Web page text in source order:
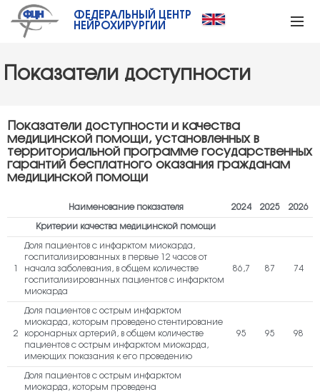
ФЕДЕРАЛЬНЫЙ ЦЕНТР
НЕЙРОХИРУРГИИ
Показатели доступности
Показатели доступности и качества
медицинской помощи, установленных в
территориальной программе государственных
гарантий бесплатного оказания гражданам
медицинской помощи
Наименование показателя 2024 2025 2026
Критерии качества медицинской помощи
Доля пациентов с инфарктом миокарда,
госпитализированных в первые 12 часов от
начала заболевания, в общем количестве
госпитализированных пациентов с инфарктом
миокарда
86,7 87 74
2
Доля пациентов с острым инфарктом
миокарда, которым проведено стентирование
коронарных артерий, в общем количестве
пациентов с острым инфарктом миокарда,
имеющих показания к его проведению
95 95 98
Доля пациентов с острым инфарктом
миокарда, которым проведена